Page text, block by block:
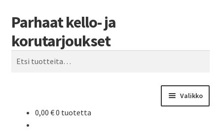
Siirry
navigointiin
Siirry
sisältöön
Parhaat kello- ja
korutarjoukset
Haku
Valikko
0,00 €0 tuotetta